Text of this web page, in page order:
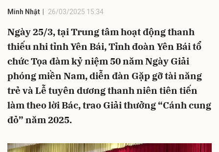
Minh Nhật 26/03/2025 15:34
Ngày 25/3, tại Trung tâm hoạt động thanh
thiếu nhi tỉnh Yên Bái, Tỉnh đoàn Yên Bái tổ
chức Tọa đàm kỷ niệm 50 năm Ngày Giải
phóng miền Nam, diễn đàn Gặp gỡ tài năng
trẻ và Lễ tuyên dương thanh niên tiên tiến
làm theo lời Bác, trao Giải thưởng “Cánh cung
đỏ” năm 2025.